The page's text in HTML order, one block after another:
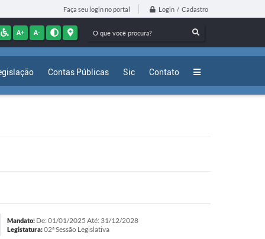
Faça seu login no portal Login / Cadastro
A+ A-
Contas Públicas Sic Contato
Mandato:De: 01/01/2025 Até: 31/12/2028
Legistatura:02ª Sessão Legislativa